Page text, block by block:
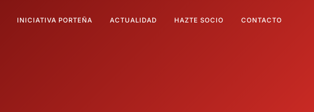
INICIATIVA PORTEÑA ACTUALIDAD HAZTE SOCIO CONTACTO